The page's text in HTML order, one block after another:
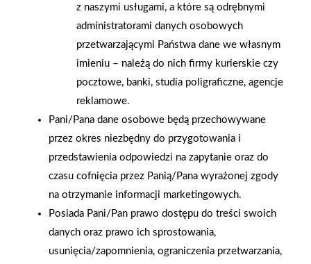
z naszymi usługami, a które są odrębnymi
administratorami danych osobowych
przetwarzającymi Państwa dane we własnym
imieniu – należą do nich firmy kurierskie czy
pocztowe, banki, studia poligraficzne, agencje
reklamowe.
Pani/Pana dane osobowe będą przechowywane
przez okres niezbędny do przygotowania i
przedstawienia odpowiedzi na zapytanie oraz do
czasu cofnięcia przez Panią/Pana wyrażonej zgody
na otrzymanie informacji marketingowych.
Posiada Pani/Pan prawo dostępu do treści swoich
danych oraz prawo ich sprostowania,
usunięcia/zapomnienia, ograniczenia przetwarzania,